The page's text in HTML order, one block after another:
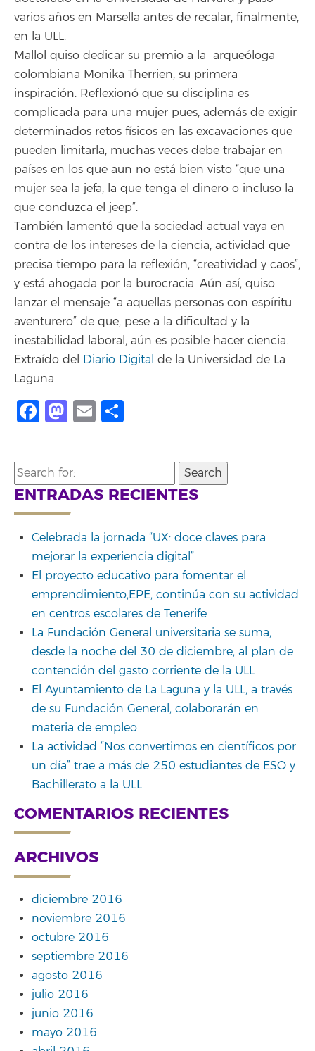
varios años en Marsella antes de recalar, finalmente,
en la ULL.
Mallol quiso dedicar su premio a la arqueóloga
colombiana Monika Therrien, su primera
inspiración. Reflexionó que su disciplina es
complicada para una mujer pues, además de exigir
determinados retos físicos en las excavaciones que
pueden limitarla, muchas veces debe trabajar en
países en los que aun no está bien visto “que una
mujer sea la jefa, la que tenga el dinero o incluso la
que conduzca el jeep”.
También lamentó que la sociedad actual vaya en
contra de los intereses de la ciencia, actividad que
precisa tiempo para la reflexión, “creatividad y caos”,
y está ahogada por la burocracia. Aún así, quiso
lanzar el mensaje “a aquellas personas con espíritu
aventurero” de que, pese a la dificultad y la
inestabilidad laboral, aún es posible hacer ciencia.
Extraído del Diario Digital de la Universidad de La
Laguna
Facebook
Mastodon
Email
Search
for:
ENTRADAS RECIENTES
Celebrada la jornada “UX: doce claves para
mejorar la experiencia digital”
El proyecto educativo para fomentar el
emprendimiento,EPE, continúa con su actividad
en centros escolares de Tenerife
La Fundación General universitaria se suma,
desde la noche del 30 de diciembre, al plan de
contención del gasto corriente de la ULL
El Ayuntamiento de La Laguna y la ULL, a través
de su Fundación General, colaborarán en
materia de empleo
La actividad “Nos convertimos en científicos por
un día” trae a más de 250 estudiantes de ESO y
Bachillerato a la ULL
COMENTARIOS RECIENTES
ARCHIVOS
diciembre 2016
noviembre 2016
octubre 2016
septiembre 2016
agosto 2016
julio 2016
junio 2016
mayo 2016